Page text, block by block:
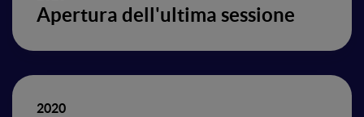
Apertura dell'ultima sessione
2020